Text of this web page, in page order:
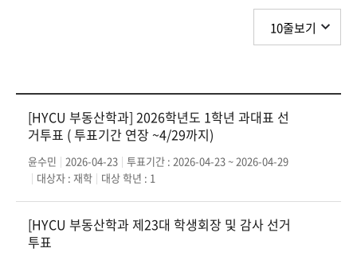
[HYCU 부동산학과] 2026학년도 1학년 과대표 선
거투표 ( 투표기간 연장 ~4/29까지)
윤수민 2026-04-23 투표기간 : 2026-04-23 ~ 2026-04-29
대상자 : 재학
대상 학년 : 1
[HYCU 부동산학과 제23대 학생회장 및 감사 선거
투표